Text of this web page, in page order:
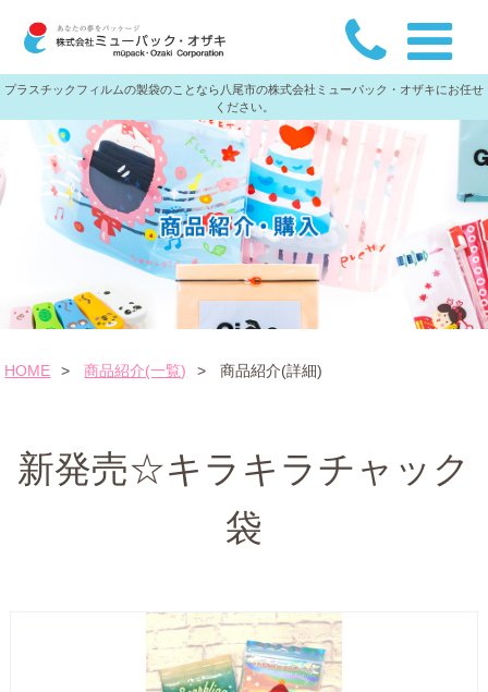
プラスチックフィルムの製袋のことなら八尾市の株式会社ミューパック・オザキにお任せ
ください。
HOME > 商品紹介(一覧) > 商品紹介(詳細)
新発売☆キラキラチャック
袋